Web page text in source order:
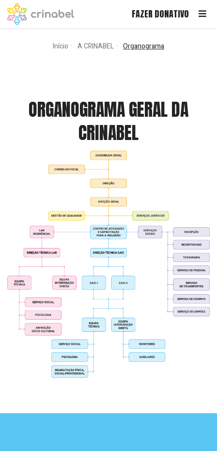
FAZER DONATIVO
Início A CRINABEL Organograma
ORGANOGRAMA GERAL DA
CRINABEL